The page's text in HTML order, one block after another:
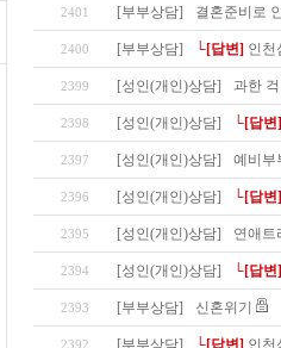
2401 [부부상담] 결혼준비로
2400 [부부상담] └[답변] 인천
2399 [성인(개인)상담] 과한
2398 [성인(개인)상담] └[답변]
2397 [성인(개인)상담] 예비부
2396 [성인(개인)상담] └[답변]
2395 [성인(개인)상담] 연애트
2394 [성인(개인)상담] └[답변]
2393 [부부상담] 신혼위기
2392 [부부상담] └[답변] 인천